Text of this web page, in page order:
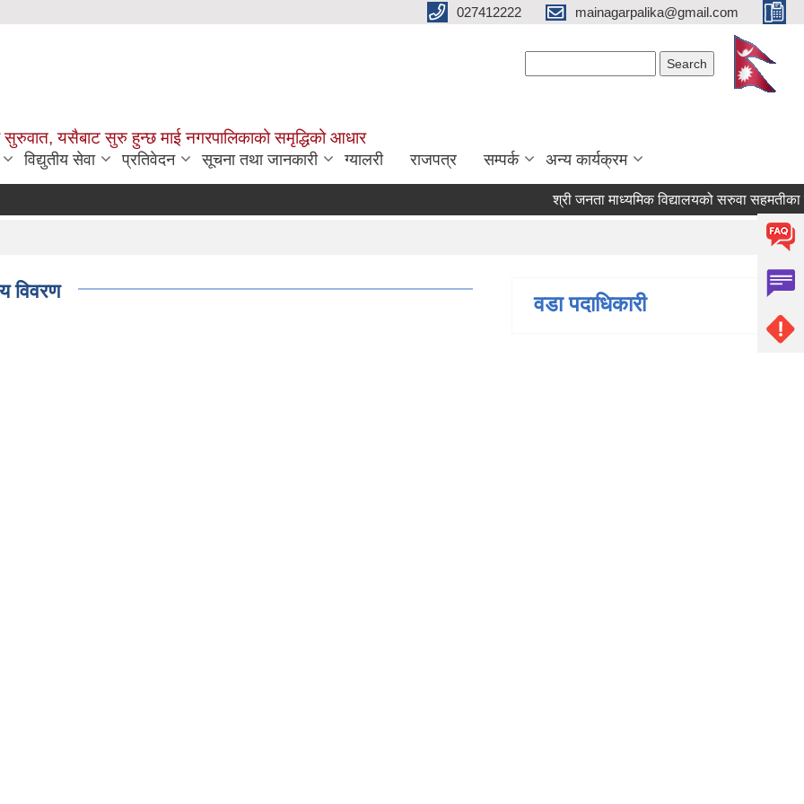
027412222 mainagarpalika@gmail.com
यसैबाट सुरु हुन्छ माई नगरपालिकाको समृद्धिको आधार
विद्युतीय सेवा प्रतिवेदन सूचना तथा जानकारी ग्यालरी राजपत्र सम्पर्क अन्य कार्यक्रम
श्री जनता माध्यमिक विद्यालयको सरुवा सहमतीका
विवरण
वडा पदाधिकारी